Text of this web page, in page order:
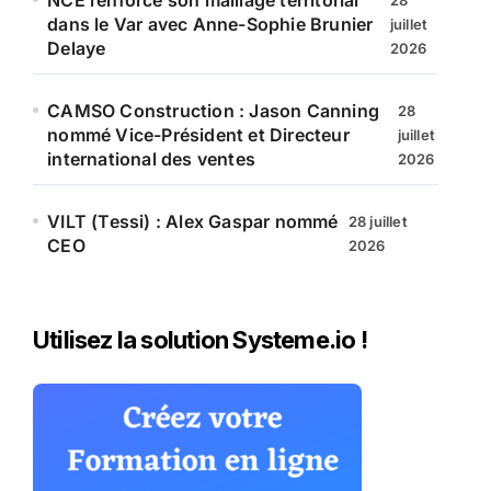
dans le Var avec Anne-Sophie Brunier
Delaye
juillet
2026
CAMSO Construction : Jason Canning
nommé Vice-Président et Directeur
international des ventes
28
juillet
2026
VILT (Tessi) : Alex Gaspar nommé
CEO
28 juillet
2026
Utilisez la solution Systeme.io !